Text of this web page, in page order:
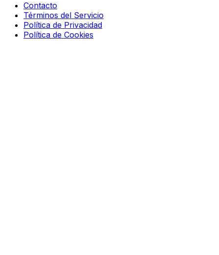
Contacto
Términos del Servicio
Política de Privacidad
Política de Cookies